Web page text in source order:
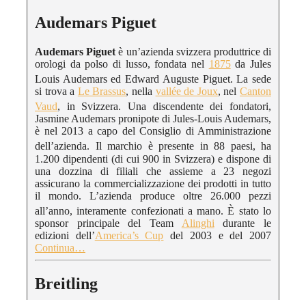
Audemars Piguet
Audemars Piguet è un’azienda svizzera produttrice di
orologi da polso di lusso, fondata nel 1875da Jules
Louis Audemars ed Edward Auguste Piguet.La sede
si trova a Le Brassus, nella vallée de Joux, nelCanton
Vaud, in Svizzera. Una discendente dei fondatori,
Jasmine Audemars pronipote di Jules-Louis Audemars,
è nel 2013 a capo del Consiglio di Amministrazione
dell’azienda. Il marchio è presente in 88 paesi, ha
1.200 dipendenti (di cui 900 in Svizzera) e dispone di
una dozzina di filiali che assieme a 23 negozi
assicurano la commercializzazione dei prodotti in tutto
il mondo. L’azienda produce oltre 26.000 pezzi
all’anno, interamente confezionati a mano.È stato lo
sponsor principale del Team Alinghi durante le
edizioni dell’America’s Cup del 2003 e del 2007
Continua…
Breitling